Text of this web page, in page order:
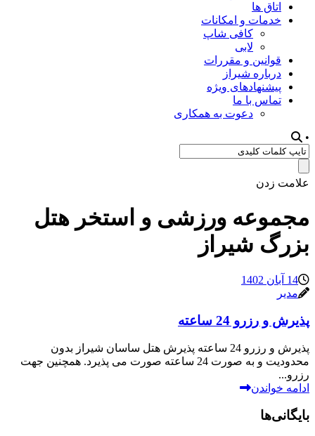
اتاق ها
خدمات و امکانات
کافی شاپ
لابی
قوانین و مقررات
درباره شیراز
پیشنهادهای ویژه
تماس با ما
دعوت به همکاری
•
علامت زدن
مجموعه ورزشی و استخر هتل
بزرگ شیراز
14 آبان 1402
مدیر
پذیرش و رزرو 24 ساعته
پذیرش و رزرو 24 ساعته پذیرش هتل ساسان شیراز بدون
محدودیت و به صورت 24 ساعته صورت می پذیرد. همچنین جهت
رزرو...
ادامه خواندن
بایگانی‌ها